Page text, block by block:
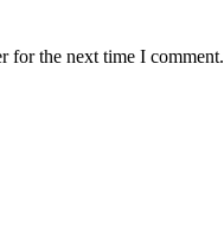
for the next time I comment.